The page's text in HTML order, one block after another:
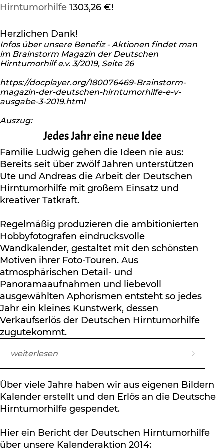
Unterstützung von René Winkelmann von
eingespieltes Fotografen-Team, welches schon
oft auf größeren Events wie Hochzeiten
zusammengearbeitet hat.
Ein großes Dankeschön geht auch an das
Autohaus Manfred Brosda, die uns den Transport
der umfangreichen Technik ermöglichten und
damit unsere Benefiz-Aktion unterstützten.
Ganz herzlichen Dank an alle Beteiligten!
Hirntumorhilfe 1303,26 €!
Herzlichen Dank!
Infos über unsere Benefiz - Aktionen findet man
im Brainstorm Magazin der Deutschen
Hirntumorhilf e.v. 3/2019, Seite 26
https://docplayer.org/180076469-Brainstorm-
magazin-der-deutschen-hirntumorhilfe-e-v-
ausgabe-3-2019.html
Auszug:
Jedes Jahr eine neue Idee
Familie Ludwig gehen die Ideen nie aus:
Bereits seit über zwölf Jahren unterstützen
Ute und Andreas die Arbeit der Deutschen
Hirntumorhilfe mit großem Einsatz und
kreativer Tatkraft.
Regelmäßig produzieren die ambitionierten
Hobbyfotografen eindrucksvolle
Wandkalender, gestaltet mit den schönsten
Motiven ihrer Foto-Touren. Aus
atmosphärischen Detail- und
Panoramaaufnahmen und liebevoll
ausgewählten Aphorismen entsteht so jedes
Jahr ein kleines Kunstwerk, dessen
Verkaufserlös der Deutschen Hirntumorhilfe
zugutekommt.
weiterlesen
2018 legten die Ludwigs eine kleine
Kalender-Pause ein, ließen sich aber nicht
lumpen und schnürten zum Jahresende
ganze Jahr hinweg sammelten sie bei
Über viele Jahre haben wir aus eigenen Bildern
Kalender erstellt und den Erlös an die Deutsche
Hirntumorhilfe gespendet.
Hier ein Bericht der Deutschen Hirntumorhilfe
über unsere Kalenderaktion 2014: